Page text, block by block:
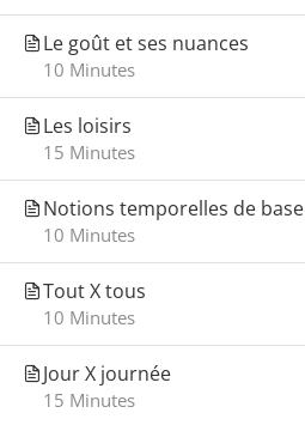
Le goût et ses nuances
10 Minutes
Les loisirs
15 Minutes
Notions temporelles de base
10 Minutes
Tout X tous
10 Minutes
Jour X journée
15 Minutes